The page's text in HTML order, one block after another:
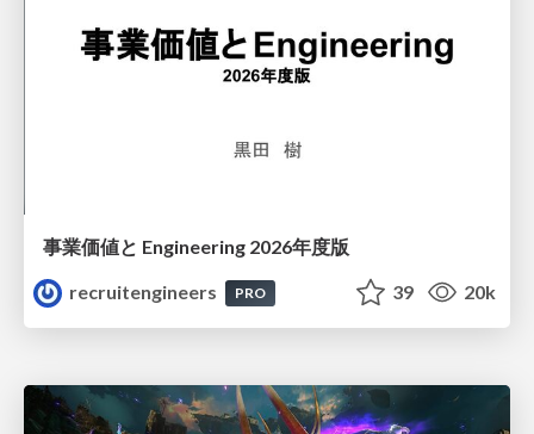
事業価値と Engineering 2026年度版
recruitengineers
PRO 39 20k